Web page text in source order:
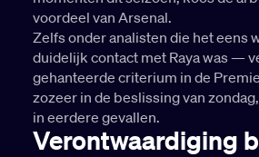
voordeel van Arsenal.
Zelfs onder analisten die het
duidelijk contact met Raya was —
gehanteerde criterium in de
zozeer in de beslissing van
in eerdere gevallen.
Verontwaardiging